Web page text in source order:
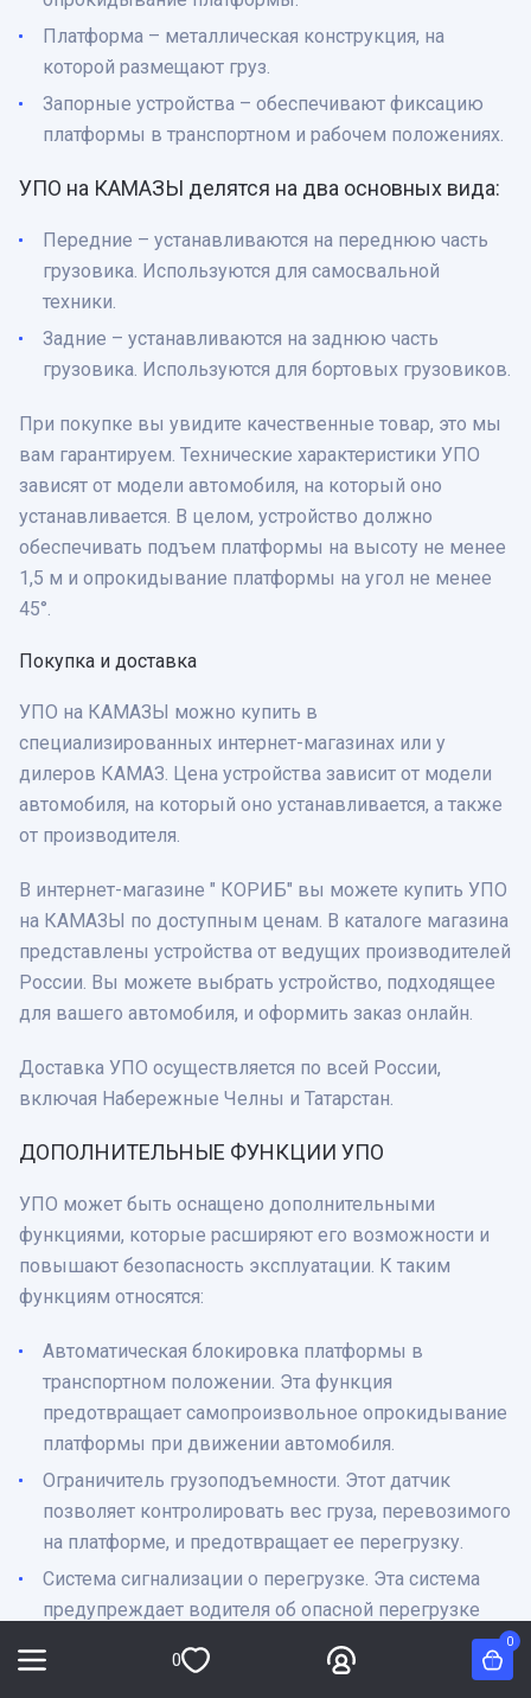
Платформа – металлическая конструкция, на
которой размещают груз.
Запорные устройства – обеспечивают фиксацию
платформы в транспортном и рабочем положениях.
УПО на КАМАЗЫ делятся на два основных вида:
Передние – устанавливаются на переднюю часть
грузовика. Используются для самосвальной
техники.
Задние – устанавливаются на заднюю часть
грузовика. Используются для бортовых грузовиков.
При покупке вы увидите качественные товар, это мы
вам гарантируем. Технические характеристики УПО
зависят от модели автомобиля, на который оно
устанавливается. В целом, устройство должно
обеспечивать подъем платформы на высоту не менее
1,5 м и опрокидывание платформы на угол не менее
45°.
Покупка и доставка
УПО на КАМАЗЫ можно купить в
специализированных интернет-магазинах или у
дилеров КАМАЗ. Цена устройства зависит от модели
автомобиля, на который оно устанавливается, а также
от производителя.
В интернет-магазине " КОРИБ" вы можете купить УПО
на КАМАЗЫ по доступным ценам. В каталоге магазина
представлены устройства от ведущих производителей
России. Вы можете выбрать устройство, подходящее
для вашего автомобиля, и оформить заказ онлайн.
Доставка УПО осуществляется по всей России,
включая Набережные Челны и Татарстан.
ДОПОЛНИТЕЛЬНЫЕ ФУНКЦИИ УПО
УПО может быть оснащено дополнительными
функциями, которые расширяют его возможности и
повышают безопасность эксплуатации. К таким
функциям относятся:
Автоматическая блокировка платформы в
транспортном положении. Эта функция
предотвращает самопроизвольное опрокидывание
платформы при движении автомобиля.
Ограничитель грузоподъемности. Этот датчик
позволяет контролировать вес груза, перевозимого
на платформе, и предотвращает ее перегрузку.
Система сигнализации о перегрузке. Эта система
предупреждает водителя об опасной перегрузке
платформы звуковым и световым сигналом.
0
0